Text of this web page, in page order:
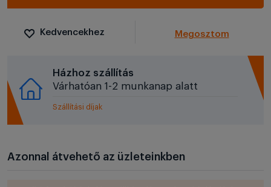
Kedvencekhez Megosztom
Házhoz szállítás
Várhatóan 1-2 munkanap alatt
Szállítási díjak
Azonnal átvehető az üzleteinkben